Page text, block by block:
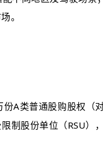
。
A类普通股购股权（
制股份单位（RSU）